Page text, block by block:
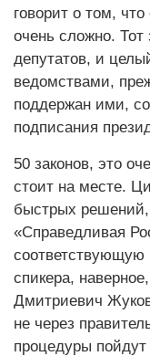
говорит о том,
очень сложно. Тот
депутатов, и
ведомствами,
поддержан ими,
подписания
50 законов, это
стоит на месте.
быстрых
«Справедливая
соответствующую
спикера,
Дмитриевич
не через
процедуры